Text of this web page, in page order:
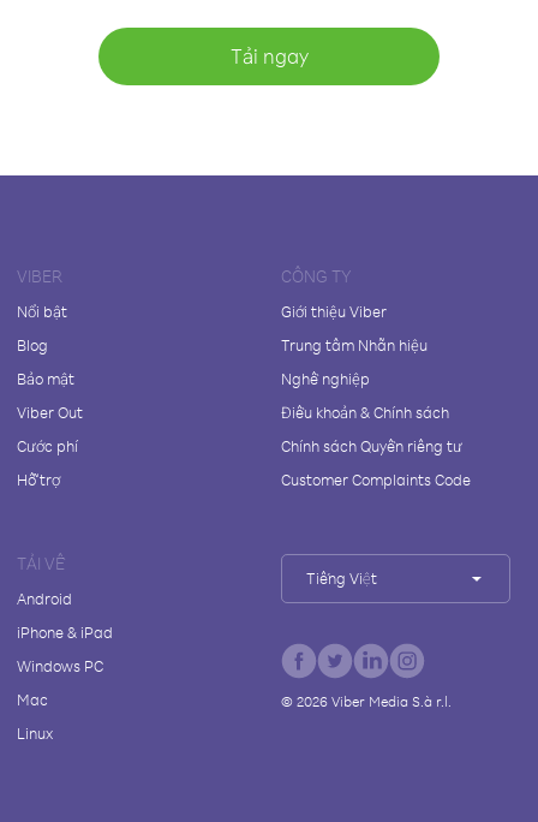
Tải ngay
VIBER
Nổi bật
Blog
Bảo mật
Viber Out
Cước phí
Hỗ trợ
CÔNG TY
Giới thiệu Viber
Trung tâm Nhãn hiệu
Nghề nghiệp
Điều khoản & Chính sách
Chính sách Quyền riêng tư
Customer Complaints Code
TẢI VỀ
Android
iPhone & iPad
Windows PC
Mac
Linux
Tiếng Việt
© 2026Viber Media S.à r.l.